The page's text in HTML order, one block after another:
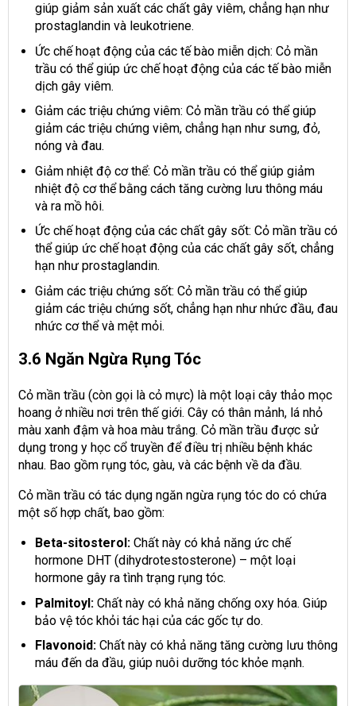
giúp giảm sản xuất các chất gây viêm, chẳng hạn như
prostaglandin và leukotriene.
Ức chế hoạt động của các tế bào miễn dịch: Cỏ mần
trầu có thể giúp ức chế hoạt động của các tế bào miễn
dịch gây viêm.
Giảm các triệu chứng viêm: Cỏ mần trầu có thể giúp
giảm các triệu chứng viêm, chẳng hạn như sưng, đỏ,
nóng và đau.
Giảm nhiệt độ cơ thể: Cỏ mần trầu có thể giúp giảm
nhiệt độ cơ thể bằng cách tăng cường lưu thông máu
và ra mồ hôi.
Ức chế hoạt động của các chất gây sốt: Cỏ mần trầu có
thể giúp ức chế hoạt động của các chất gây sốt, chẳng
hạn như prostaglandin.
Giảm các triệu chứng sốt: Cỏ mần trầu có thể giúp
giảm các triệu chứng sốt, chẳng hạn như nhức đầu, đau
nhức cơ thể và mệt mỏi.
3.6 Ngăn Ngừa Rụng Tóc
Cỏ mần trầu (còn gọi là cỏ mực) là một loại cây thảo mọc
hoang ở nhiều nơi trên thế giới. Cây có thân mảnh, lá nhỏ
màu xanh đậm và hoa màu trắng. Cỏ mần trầu được sử
dụng trong y học cổ truyền để điều trị nhiều bệnh khác
nhau. Bao gồm rụng tóc, gàu, và các bệnh về da đầu.
Cỏ mần trầu có tác dụng ngăn ngừa rụng tóc do có chứa
một số hợp chất, bao gồm:
Beta-sitosterol:Chất này có khả năng ức chế
hormone DHT (dihydrotestosterone) – một loại
hormone gây ra tình trạng rụng tóc.
Palmitoyl:Chất này có khả năng chống oxy hóa. Giúp
bảo vệ tóc khỏi tác hại của các gốc tự do.
Flavonoid:Chất này có khả năng tăng cường lưu thông
máu đến da đầu, giúp nuôi dưỡng tóc khỏe mạnh.